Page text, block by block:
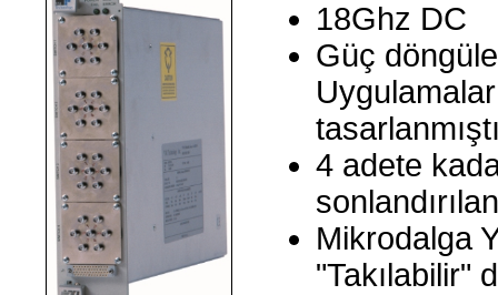
18Ghz DC
Güç
4 adete
Mikrodalga
"Takılabilir"